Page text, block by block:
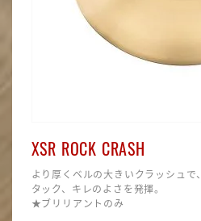
XSR ROCK CRASH
より厚くベルの大きいクラッシュ
タック、キレのよさを発揮。
★ブリリアントのみ